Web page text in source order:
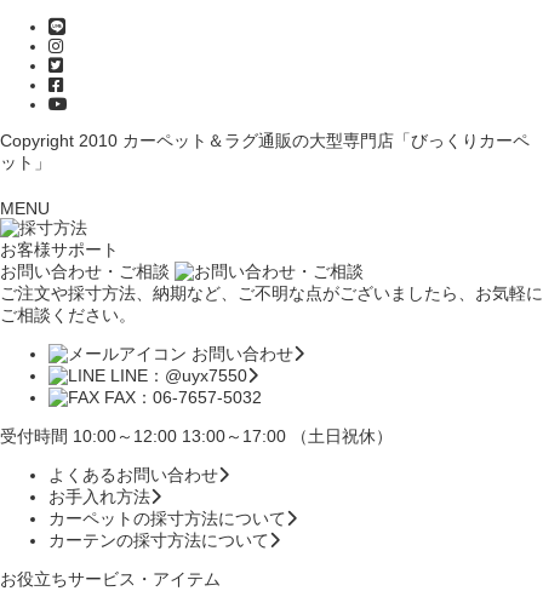
Copyright 2010 カーペット＆ラグ通販の大型専門店「びっくりカーペ
ット」
MENU
お客様サポート
お問い合わせ・ご相談
ご注文や採寸方法、納期など、ご不明な点がございましたら、お気軽に
ご相談ください。
お問い合わせ
LINE：@uyx7550
FAX：06-7657-5032
受付時間 10:00～12:00 13:00～17:00 （土日祝休）
よくあるお問い合わせ
お手入れ方法
カーペットの採寸方法について
カーテンの採寸方法について
お役立ちサービス・アイテム